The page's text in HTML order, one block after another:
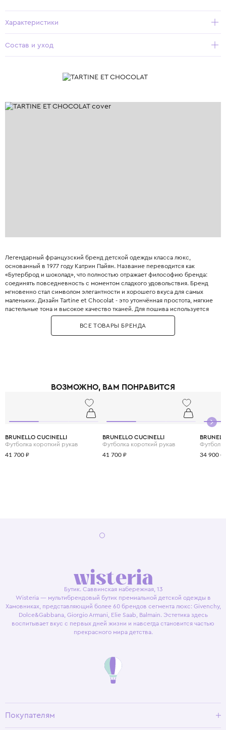
Характеристики
Состав и уход
Легендарный французский бренд детской одежды класса люкс,
основанный в 1977 году Катрин Пайян. Название переводится как
«Бутерброд и шоколад», что полностью отражает философию бренда:
соединять повседневность с моментом сладкого удовольствия. Бренд
мгновенно стал символом элегантности и хорошего вкуса для самых
маленьких. Дизайн Tartine et Chocolat - это утончённая простота, мягкие
пастельные тона и высокое качество тканей. Для пошива используется
хлопок-пике, тонкая шерсть, кашемир, альпака и ангора, а также кружева
ручной работы. Особое место занимают церемониальные коллекции:
крестильные платья, костюмы для первого причастия и наряды на
et Chocolat, вы приобщаете своего ребёнка к истинной французской
которую передают по наследству и хранят как воспоминание о сладких
ВСЕ ТОВАРЫ БРЕНДА
ВОЗМОЖНО, ВАМ ПОНРАВИТСЯ
BRUNELLO CUCINELLI
Футболка короткий рукав
41 700 ₽
BRUNELLO CUCINELLI
Футболка короткий рукав
41 700 ₽ 34 900 ₽
Бутик. Саввинская набережная, 13
Wisteria — мультибрендовый бутик премиальной детской одежды в
Хамовниках, представляющий более 60 брендов сегмента люкс: Givenchy,
Dolce&Gabbana, Giorgio Armani, Elie Saab, Balmain. Эстетика здесь
воспитывает вкус с первых дней жизни и навсегда становится частью
прекрасного мира детства.
Покупателям